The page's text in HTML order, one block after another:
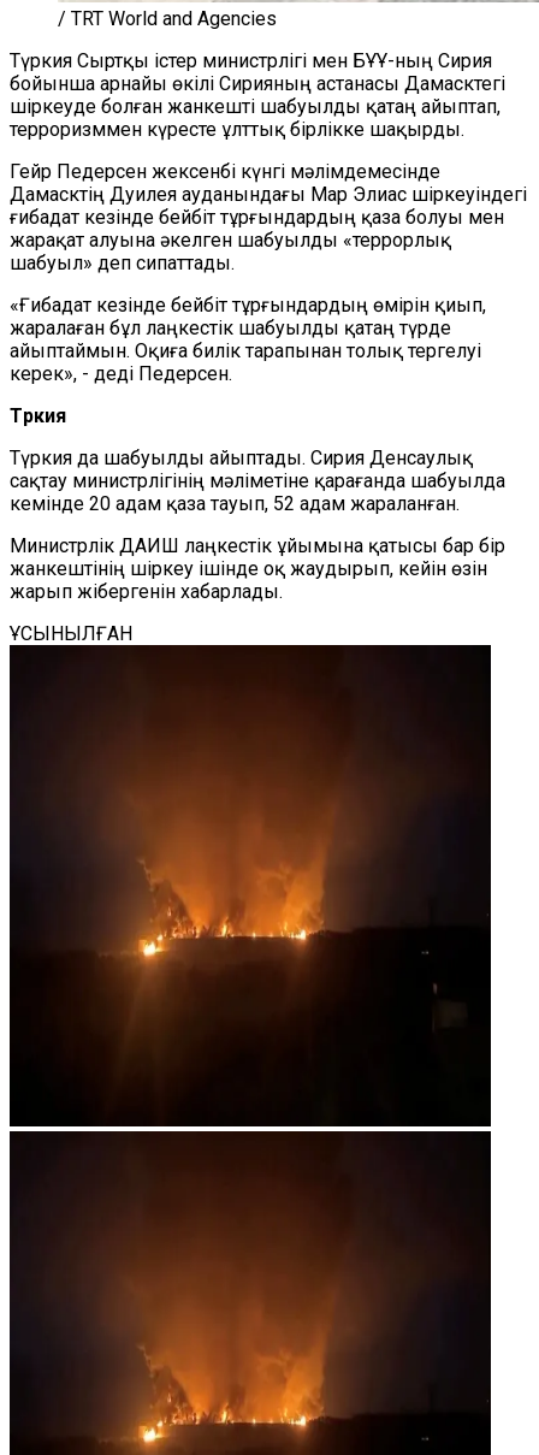
/ TRT World and Agencies
Түркия Сыртқы істер министрлігі мен БҰҰ-ның Сирия
бойынша арнайы өкілі Сирияның астанасы Дамасктегі
шіркеуде болған жанкешті шабуылды қатаң айыптап,
терроризммен күресте ұлттық бірлікке шақырды.
Гейр Педерсен жексенбі күнгі мәлімдемесінде
Дамасктің Дуилея ауданындағы Мар Элиас шіркеуіндегі
ғибадат кезінде бейбіт тұрғындардың қаза болуы мен
жарақат алуына әкелген шабуылды «террорлық
шабуыл» деп сипаттады.
«Ғибадат кезінде бейбіт тұрғындардың өмірін қиып,
жаралаған бұл лаңкестік шабуылды қатаң түрде
айыптаймын. Оқиға билік тарапынан толық тергелуі
керек», - деді Педерсен.
Түркия
Түркия да шабуылды айыптады. Сирия Денсаулық
сақтау министрлігінің мәліметіне қарағанда шабуылда
кемінде 20 адам қаза тауып, 52 адам жараланған.
Министрлік ДАИШ лаңкестік ұйымына қатысы бар бір
жанкештінің шіркеу ішінде оқ жаудырып, кейін өзін
жарып жібергенін хабарлады.
ҰСЫНЫЛҒАН